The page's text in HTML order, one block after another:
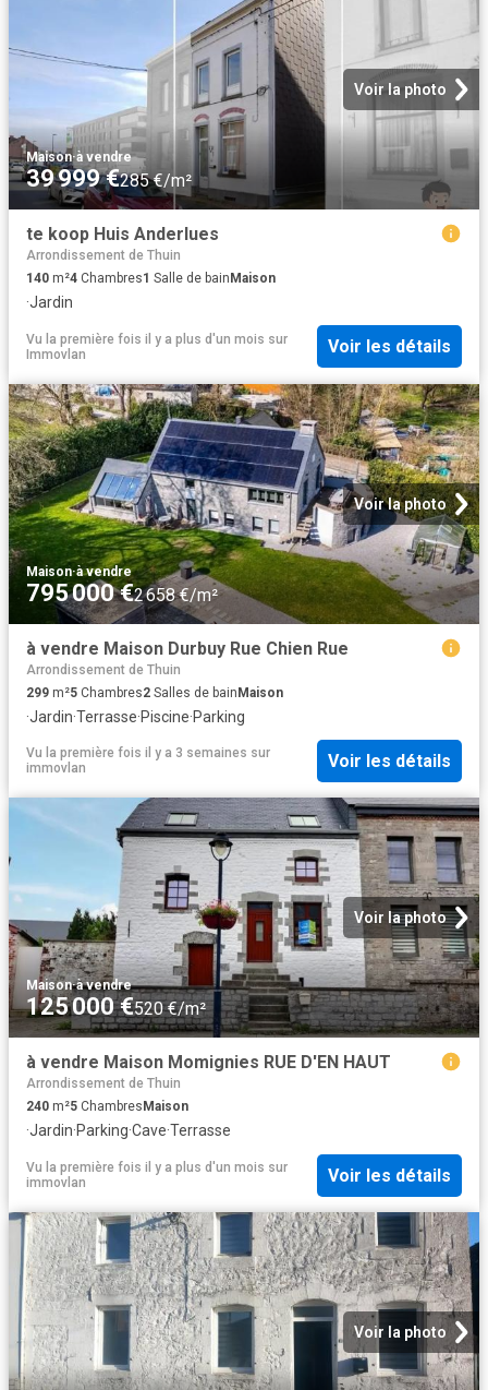
Voir la photo
Maison·à vendre
39 999 €285 €/m²
te koop Huis Anderlues
Arrondissement de Thuin
140 m²4 Chambres1 Salle de bain Maison
·Jardin
Vu la première fois il y a plus d'un mois sur
Immovlan
Voir les détails
Voir la photo
Maison·à vendre
795 000 €2 658 €/m²
à vendre Maison Durbuy Rue Chien Rue
Arrondissement de Thuin
299 m²5 Chambres2 Salles de bainMaison
·Jardin·Terrasse·Piscine·Parking
Vu la première fois il y a 3 semaines sur
immovlan
Voir les détails
Voir la photo
Maison·à vendre
125 000 €520 €/m²
à vendre Maison Momignies RUE D'EN HAUT
Arrondissement de Thuin
240 m²5 Chambres Maison
·Jardin·Parking·Cave·Terrasse
Vu la première fois il y a plus d'un mois sur
immovlan
Voir les détails
Voir la photo